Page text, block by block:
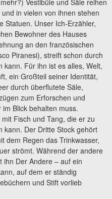
Vestibüle und Säle reihen
in vielen von ihnen stehen
Statuen. Unser Ich-Erzähler,
Bewohner des Hauses
an den französischen
Piranesi), streift schon durch
kann. Für ihn ist es alles, Welt,
ein Großteil seiner Identität,
durch überflutete Säle,
zum Erforschen und
Blick behalten muss.
Fisch und Tang, die er zu
kann. Der Dritte Stock gehört
dem Regen das Trinkwasser,
strömt. Während der andere
ihn Der Andere – auf ein
auf dem er ständig
und Stift vorlieb